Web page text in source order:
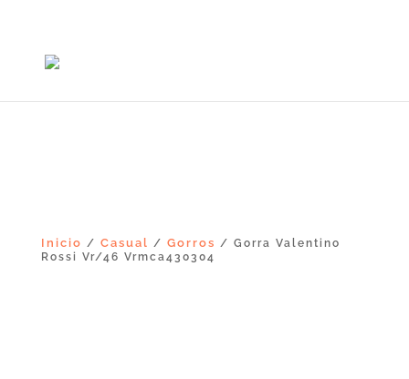
Inicio / Casual / Gorros / Gorra Valentino
Rossi Vr/46 Vrmca430304